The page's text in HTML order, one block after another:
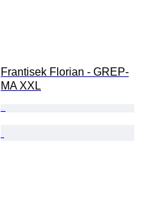
Frantisek Florian - GREP-
MA XXL